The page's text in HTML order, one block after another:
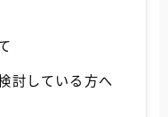
討している方へ